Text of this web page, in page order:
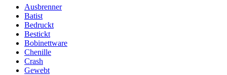
Ausbrenner
Batist
Bedruckt
Bestickt
Bobinettware
Chenille
Crash
Gewebt